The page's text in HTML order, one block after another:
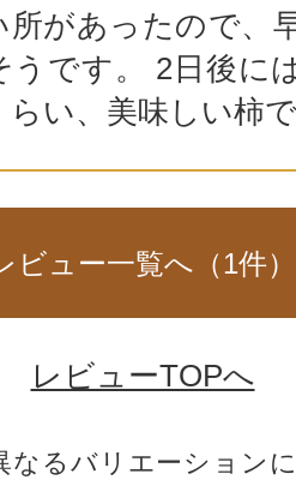
所があったので、
うです。 2日後に
らい、美味しい柿
ビュー一覧へ（1件）
レビューTOPへ
るバリエーション